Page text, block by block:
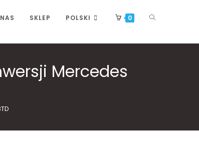
SKLEP POLSKI 0 TOGGLE
Mercedes